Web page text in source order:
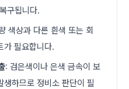
구됩니다.
색상과 다른 흰색 또는 회
가 필요합니다.
: 검은색이나 은색 금속이 보
하므로 정비소 판단이 필